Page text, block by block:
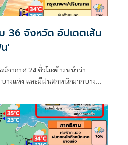
36 จังหวัด อัปเดตเส้น
'
อากาศ 24 ชั่วโมงข้างหน้าว่า
างแห่ง และมีฝนตกหนักมากบาง